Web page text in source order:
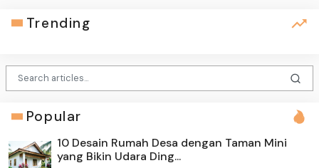
Trending
Popular
10 Desain Rumah Desa dengan Taman Mini
yang Bikin Udara Ding...